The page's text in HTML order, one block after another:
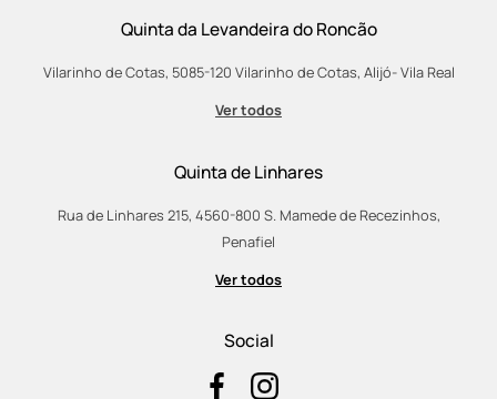
Quinta da Levandeira do Roncão
Vilarinho de Cotas, 5085-120 Vilarinho de Cotas, Alijó- Vila Real
Ver todos
Quinta de Linhares
Rua de Linhares 215, 4560-800 S. Mamede de Recezinhos,
Penafiel
Ver todos
Social